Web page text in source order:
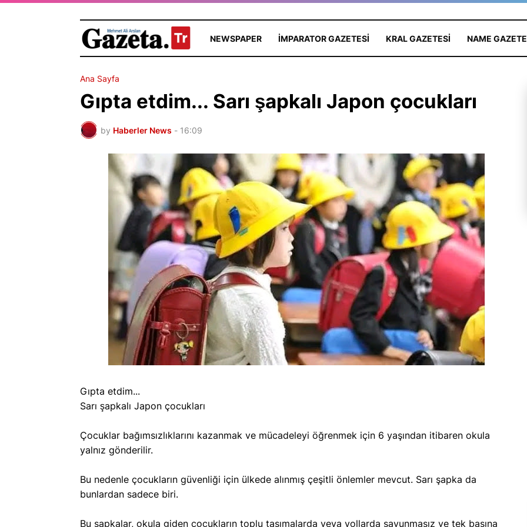
NEWSPAPER IMPARATOR GAZETESI KRAL GAZETESI NAME
Ana Sayfa
Gıpta etdim... Sarı şapkalı Japon çocukları
by Haberler News - 16:09
Gıpta etdim...
Sarı şapkalı Japon çocukları
Çocuklar bağımsızlıklarını kazanmak ve mücadeleyi öğrenmek için 6 yaşından itibaren okula
yalnız gönderilir.
Bu nedenle çocukların güvenliği için ülkede alınmış çeşitli önlemler mevcut. Sarı şapka da
bunlardan sadece biri.
Bu şapkalar, okula giden çocukların toplu taşımalarda veya yollarda savunmasız ve tek başına
MUSTAFA ARDA IŞIK 2.
Galatasaray Fenerbahçe ve
Belli Oldu